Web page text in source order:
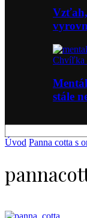
Chvíľka
stále
Úvod Panna cotta s